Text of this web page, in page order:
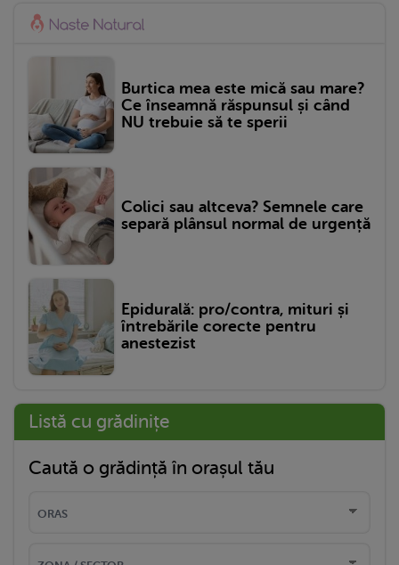
Burtica mea este mică sau mare?
Ce înseamnă răspunsul și când
NU trebuie să te sperii
Colici sau altceva? Semnele care
separă plânsul normal de urgență
Epidurală: pro/contra, mituri și
întrebările corecte pentru
anestezist
Listă cu grădinițe
Caută o grădință în orașul tău